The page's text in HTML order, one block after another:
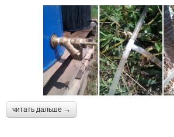
читать дальше →